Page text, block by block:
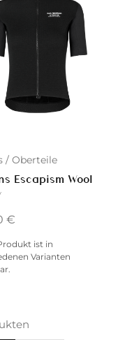
/ Oberteile
Escapism Wool
€
ist in
Varianten